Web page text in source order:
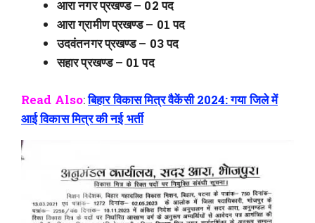
आरा नगर प्रखण्ड – 02 पद
आरा ग्रामीण प्रखण्ड – 01 पद
उदवंतनगर प्रखण्ड – 03 पद
सहार प्रखण्ड – 01 पद
Read Also:बिहार विकास मित्र वैकेंसी 2024: गया जिले में
आई विकास मित्र की नई भर्ती